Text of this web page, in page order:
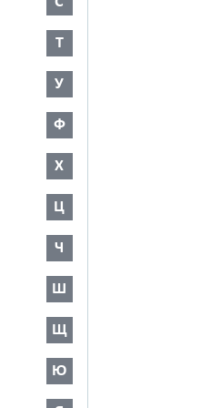
Т
У
Ф
Х
Ц
Ч
Ш
Щ
Ю